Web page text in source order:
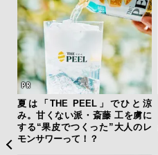
夏は「THE PEEL」でひと涼
み。甘くない派・斎藤 工を虜に
する“果皮でつくった”大人のレ
モンサワーって！？